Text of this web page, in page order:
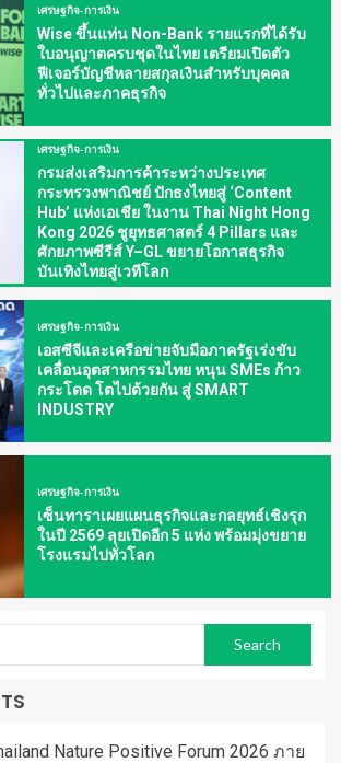
เศรษฐกิจ-การเงิน
Wise ขึ้นแท่น Non-Bank รายแรกที่ได้รับ
ใบอนุญาตครบชุดในไทย เตรียมเปิดตัว
ฟีเจอร์บัญชีหลายสกุลเงินสำหรับบุคคล
ทั่วไปและภาคธุรกิจ
เศรษฐกิจ-การเงิน
กรมส่งเสริมการค้าระหว่างประเทศ
กระทรวงพาณิชย์ ปักธงไทยสู่ ‘Content
Hub’ แห่งเอเชีย ในงาน Thai Night Hong
Kong 2026 ชูยุทธศาสตร์ 4 Pillars และ
ศักยภาพซีรีส์ Y–GL ขยายโอกาสธุรกิจ
บันเทิงไทยสู่เวทีโลก
เศรษฐกิจ-การเงิน
เอสซีจีและเครือข่ายจับมือภาครัฐเร่งขับ
เคลื่อนอุตสาหกรรมไทย หนุน SMEs ก้าว
กระโดด โตไปด้วยกัน สู่ SMART
INDUSTRY
เศรษฐกิจ-การเงิน
เซ็นทาราเผยแผนธุรกิจและกลยุทธ์เชิงรุก
ในปี 2569 ลุยเปิดอีก 5 แห่ง พร้อมมุ่งขยาย
โรงแรมไปทั่วโลก
Nature Positive Forum 2026 ภาย